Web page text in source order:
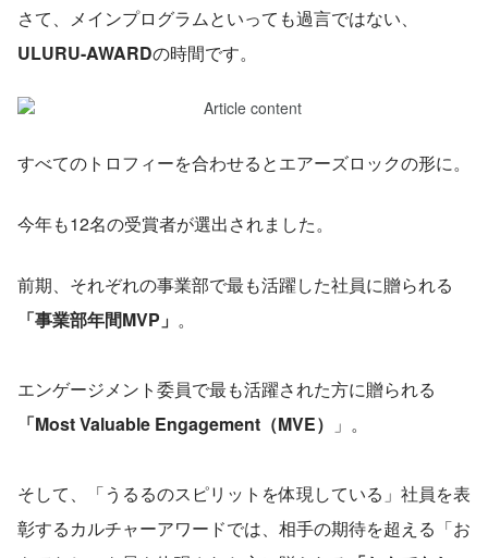
さて、メインプログラムといっても過言ではない、
ULURU-AWARDの時間です。
すべてのトロフィーを合わせるとエアーズロックの形に。
今年も12名の受賞者が選出されました。
前期、それぞれの事業部で最も活躍した社員に贈られる
「事業部年間MVP」 。
エンゲージメント委員で最も活躍された方に贈られる
「Most Valuable Engagement（MVE）
」。
そして、「うるるのスピリットを体現している」社員を表
彰するカルチャーアワードでは、相手の期待を超える「お